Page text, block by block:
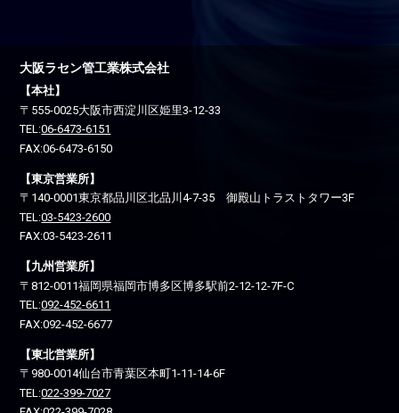
大阪ラセン管工業株式会社
【本社】
〒555-0025大阪市西淀川区姫里3-12-33
TEL:06-6473-6151
FAX:06-6473-6150
【東京営業所】
〒140-0001東京都品川区北品川4-7-35 御殿山トラストタワー3F
TEL:03-5423-2600
FAX:03-5423-2611
【九州営業所】
〒812-0011福岡県福岡市博多区博多駅前2-12-12-7F-C
TEL:092-452-6611
FAX:092-452-6677
【東北営業所】
〒980-0014仙台市青葉区本町1-11-14-6F
TEL:022-399-7027